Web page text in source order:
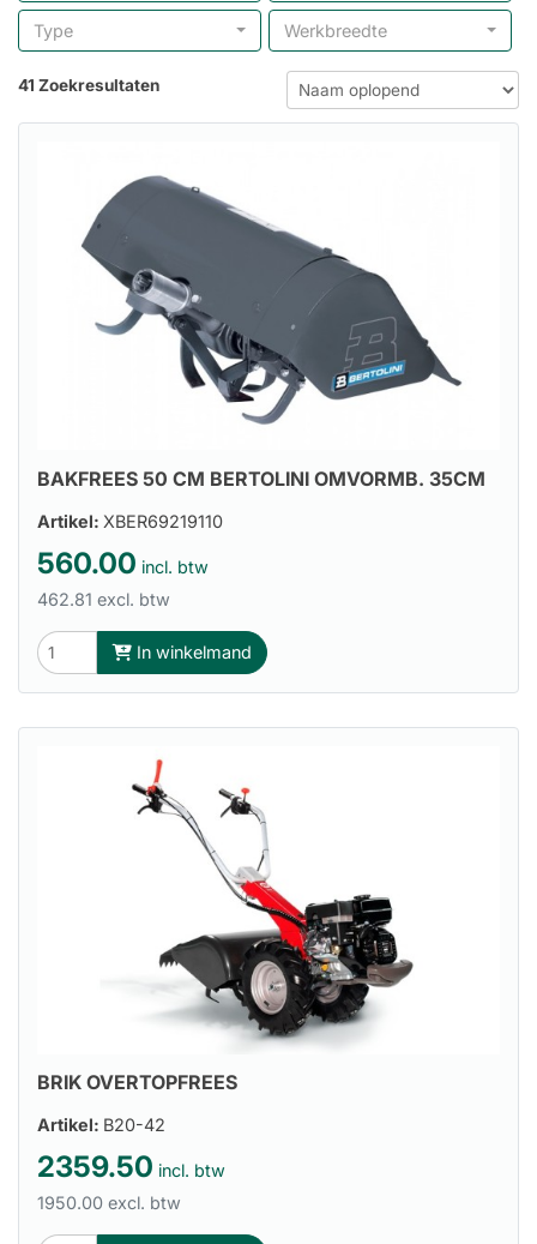
Type Werkbreedte
41 Zoekresultaten
BAKFREES 50 CM BERTOLINI OMVORMB. 35CM
Artikel: XBER69219110
560.00 incl. btw
462.81 excl. btw
In winkelmand
BRIK OVERTOPFREES
Artikel: B20-42
2359.50 incl. btw
1950.00 excl. btw